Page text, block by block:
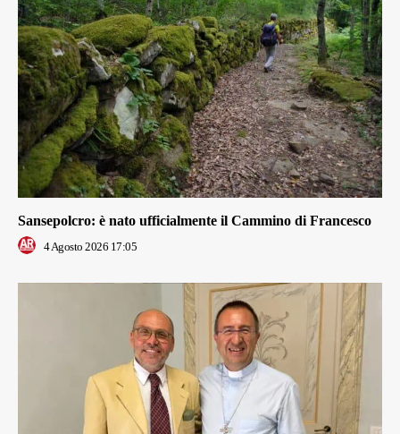
Sansepolcro: è nato ufficialmente il Cammino di Francesco
4 Agosto 2026 17:05